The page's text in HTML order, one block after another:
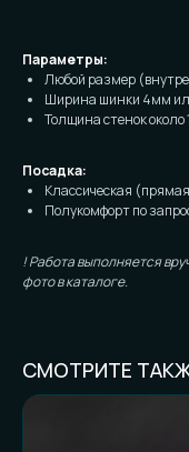
Параметры:
Любой размер
Ширина шинки 4мм
Толщина стенок около
Посадка:
Классическая
Полукомфорт по
! Работа выполняется
фото в каталоге.
СМОТРИТЕ